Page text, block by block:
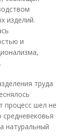
изделий.
и
труда
процесс шел не
натуральный